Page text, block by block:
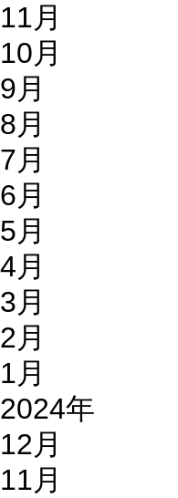
11月
10月
9月
8月
7月
6月
5月
4月
3月
2月
1月
2024年
12月
11月